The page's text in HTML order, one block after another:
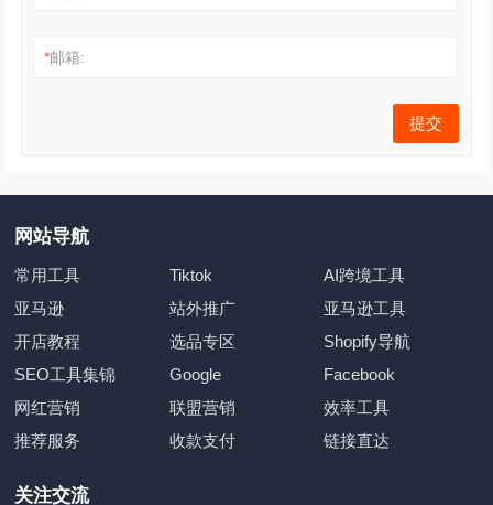
*邮箱:
网站导航
常用工具 Tiktok
AI跨境工具
亚马逊
站外推广
亚马逊工具
开店教程
选品专区
Shopify导航
SEO工具集锦
Google
Facebook
网红营销
联盟营销
效率工具
推荐服务
收款支付 链接直达
关注交流